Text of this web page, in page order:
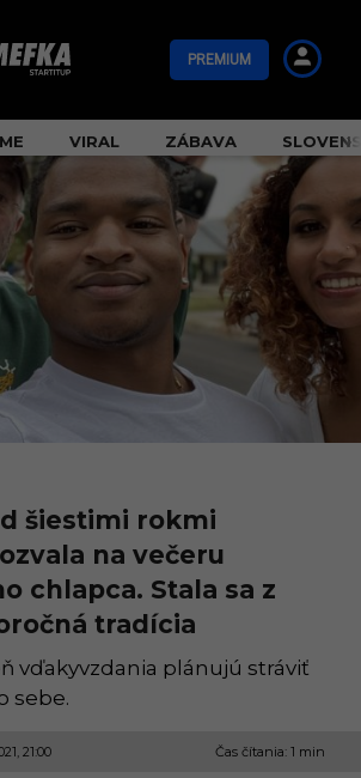
PREMIUM
VIRAL ZÁBAVA
šiestimi rokmi
na večeru
chlapca. Stala sa z
tradícia
vďakyvzdania plánujú stráviť
sebe.
21:00 Čas čítania: 1 min